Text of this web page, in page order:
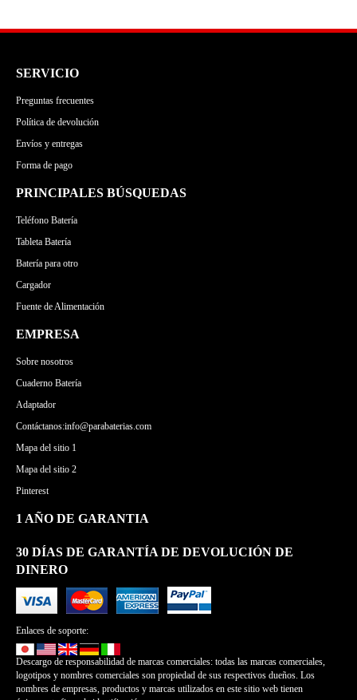
SERVICIO
Preguntas frecuentes
Política de devolución
Envíos y entregas
Forma de pago
PRINCIPALES BÚSQUEDAS
Teléfono Batería
Tableta Batería
Batería para otro
Cargador
Fuente de Alimentación
EMPRESA
Sobre nosotros
Cuaderno Batería
Adaptador
Contáctanos:info@parabaterias.com
Mapa del sitio 1
Mapa del sitio 2
Pinterest
1 AÑO DE GARANTIA
30 DÍAS DE GARANTÍA DE DEVOLUCIÓN DE
DINERO
Enlaces de soporte:
Descargo de responsabilidad de marcas comerciales: todas las marcas comerciales,
logotipos y nombres comerciales son propiedad de sus respectivos dueños. Los
nombres de empresas, productos y marcas utilizados en este sitio web tienen